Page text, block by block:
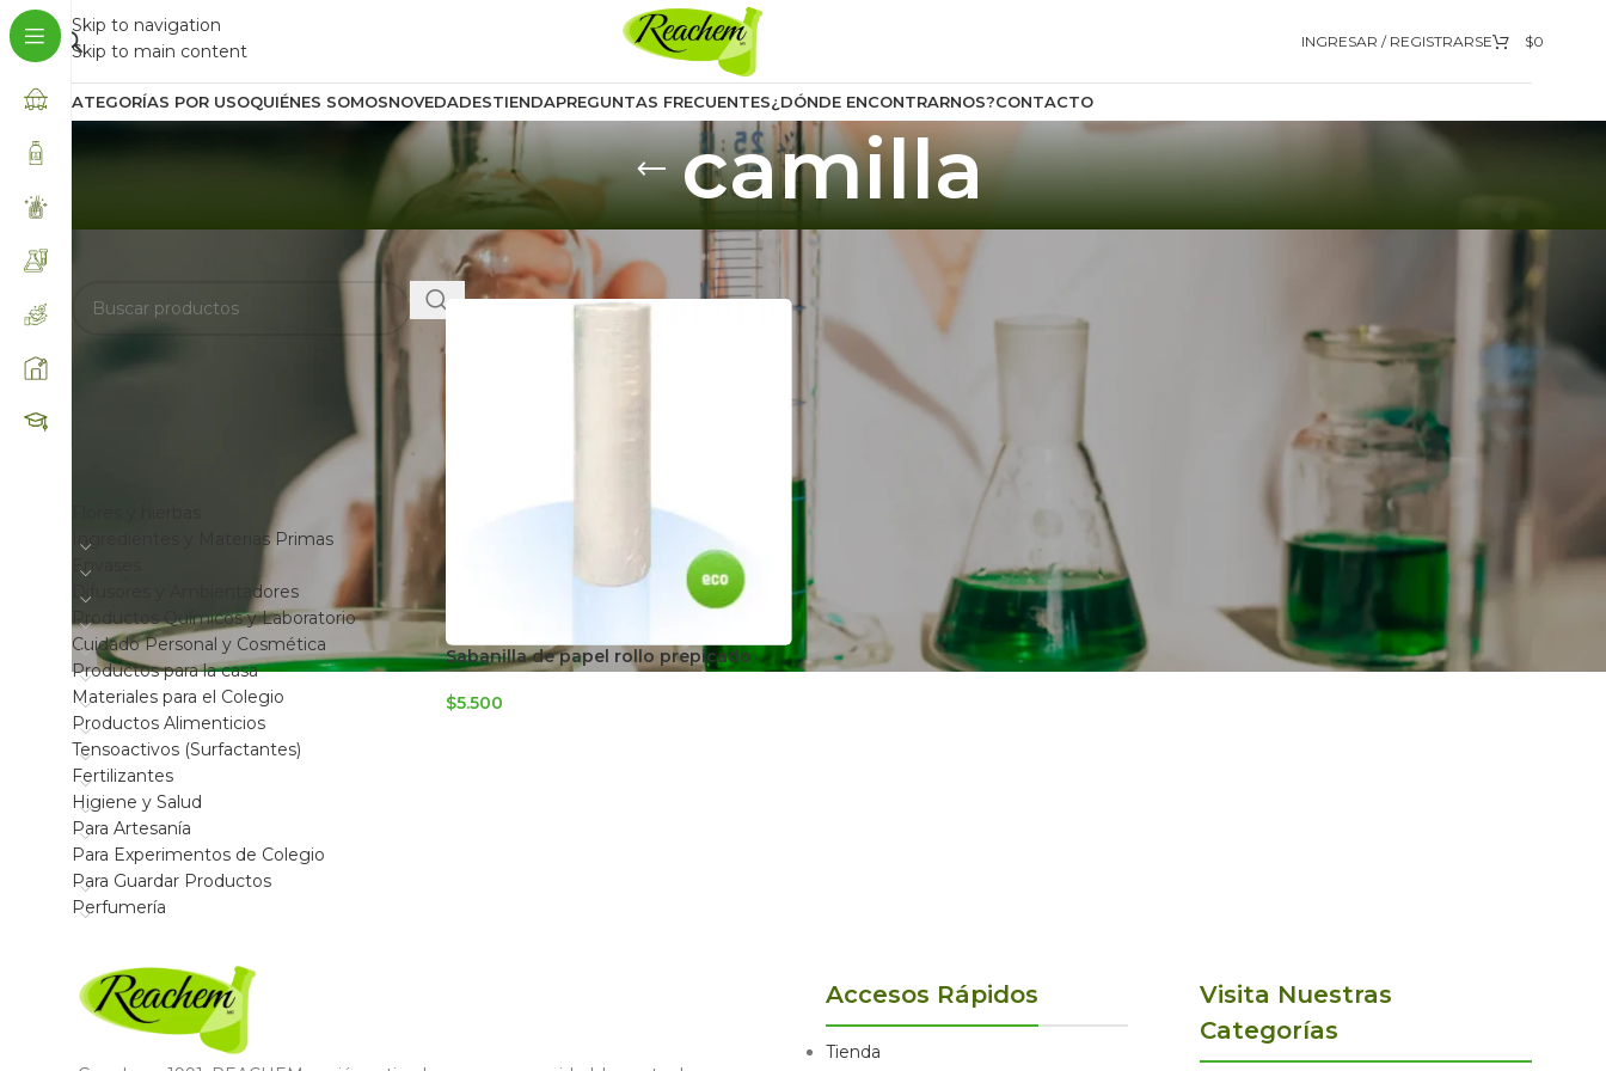
Skip to navigation
Skip to main content
INGRESAR / REGISTRARSE $0
CATEGORÍAS POR USOQUIÉNES SOMOSNOVEDADESTIENDAPREGUNTAS FRECUENTES¿DÓNDE ENCONTRARNOS?CONTACTO
camilla
Ingredientes y Materias Primas
Envases
Difusores y Ambientadores
Productos Químicos y Laboratorio
Cuidado Personal y Cosmética
Productos para la casa
Materiales para el Colegio
Productos Alimenticios
Tensoactivos (Surfactantes)
Fertilizantes
Higiene y Salud
Para Artesanía
Para Experimentos de Colegio
Para Guardar Productos
Perfumería
Inicio/Productos etiquetados “camilla”
Sabanilla de papel rollo prepicado
$5.500
Accesos Rápidos
Tienda
Visita Nuestras
Categorías